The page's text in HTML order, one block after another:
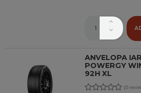
ANVELOPA
POWERGY
92H XL
(0